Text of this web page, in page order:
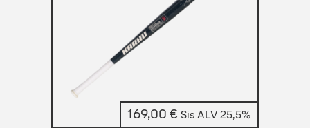
169,00 € Sis ALV 25,5%